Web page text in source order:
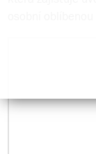
osobní